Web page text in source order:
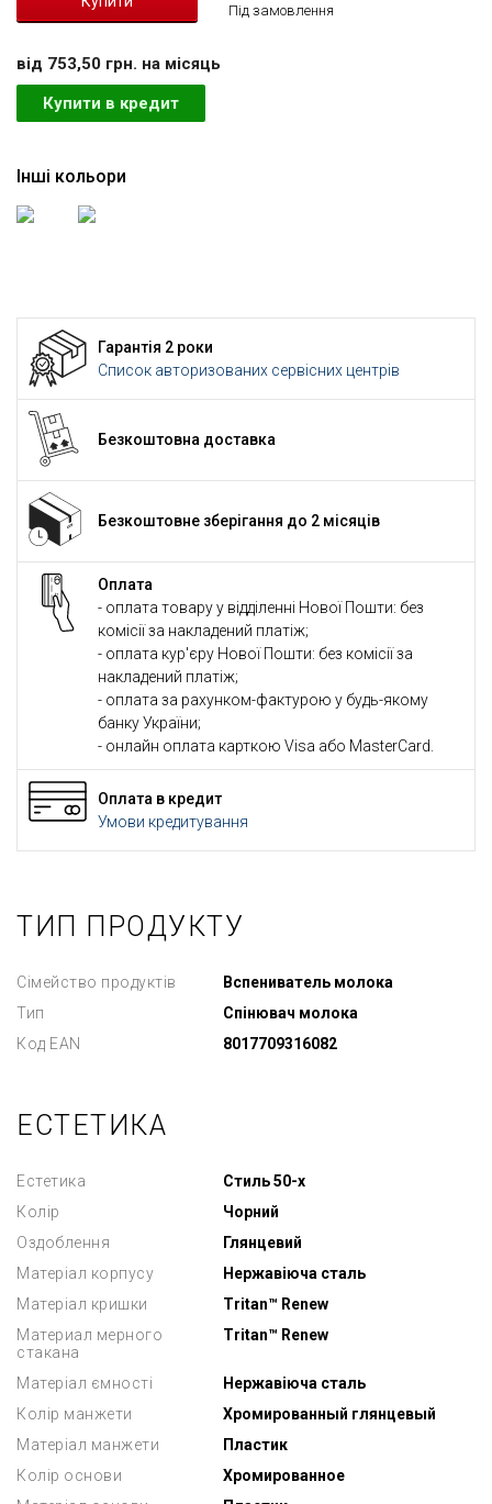
Під замовлення
вiд 753,50 грн. на мiсяць
Купити в кредит
Інші кольори
Гарантія 2 роки
Список авторизованих сервісних центрів
Безкоштовна доставка
Безкоштовне зберігання до 2 місяців
Оплата
- оплата товару у відділенні Нової Пошти: без
комісії за накладений платіж;
- оплата кур'єру Нової Пошти: без комісії за
накладений платіж;
- оплата за рахунком-фактурою у будь-якому
банку України;
- онлайн оплата карткою Visa або MasterCard.
Оплата в кредит
Умови кредитування
ТИП ПРОДУКТУ
Сімейство продуктів
Вспениватель молока
Тип
Спінювач молока
Код EAN
8017709316082
ЕСТЕТИКА
Естетика
Стиль 50-х
Колір
Чорний
Оздоблення
Глянцевий
Матеріал корпусу
Нержавіюча сталь
Матеріал кришки
Tritan™ Renew
Материал мерного
стакана
Tritan™ Renew
Матеріал ємності
Нержавіюча сталь
Колір манжети
Хромированный глянцевый
Матеріал манжети
Пластик
Колір основи
Хромированное